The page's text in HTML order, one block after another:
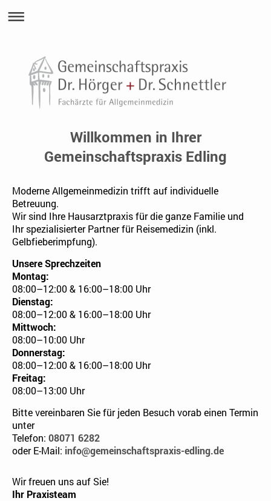
Willkommen in Ihrer
Gemeinschaftspraxis Edling
Moderne Allgemeinmedizin trifft auf individuelle
Betreuung.
Wir sind Ihre Hausarztpraxis für die ganze Familie und
Ihr spezialisierter Partner für Reisemedizin (inkl.
Gelbfieberimpfung).
Unsere Sprechzeiten
Montag:
08:00–12:00 & 16:00–18:00 Uhr
Dienstag:
08:00–12:00 & 16:00–18:00 Uhr
Mittwoch:
08:00–10:00 Uhr
Donnerstag:
08:00–12:00 & 16:00–18:00 Uhr
Freitag:
08:00–13:00 Uhr
Bitte vereinbaren Sie für jeden Besuch vorab einen Termin
unter
Telefon: 08071 6282
oderE-Mail: info@gemeinschaftspraxis-edling.de
Wir freuen uns auf Sie!
Ihr Praxisteam